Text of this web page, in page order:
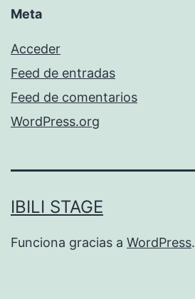
Meta
Acceder
Feed de entradas
Feed de comentarios
WordPress.org
IBILI STAGE
Funciona gracias a WordPress.